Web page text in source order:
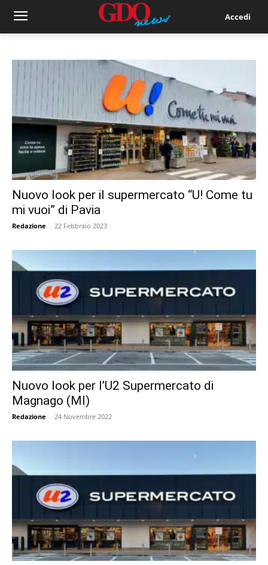
Accedi
Nuovo look per il supermercato “U! Come tu
mi vuoi” di Pavia
Redazione - 22 Febbraio 2023
Nuovo look per l’U2 Supermercato di
Magnago (MI)
Redazione - 24 Novembre 2022